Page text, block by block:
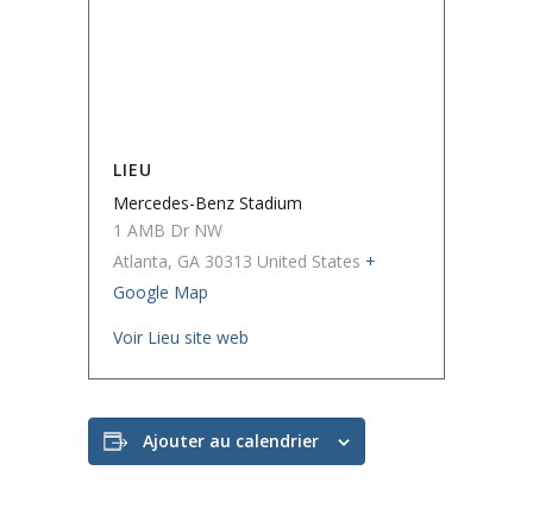
LIEU
Mercedes-Benz Stadium
1 AMB Dr NW
Atlanta, GA 30313 United States +
Google Map
Voir Lieu site web
Ajouter au calendrier